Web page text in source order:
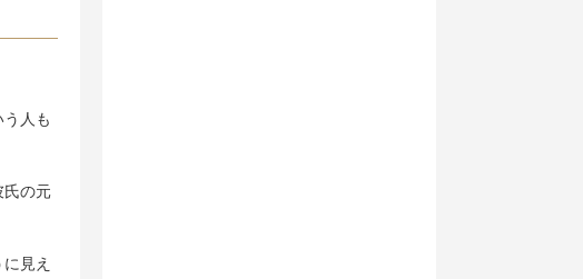
人も
氏の元
見え